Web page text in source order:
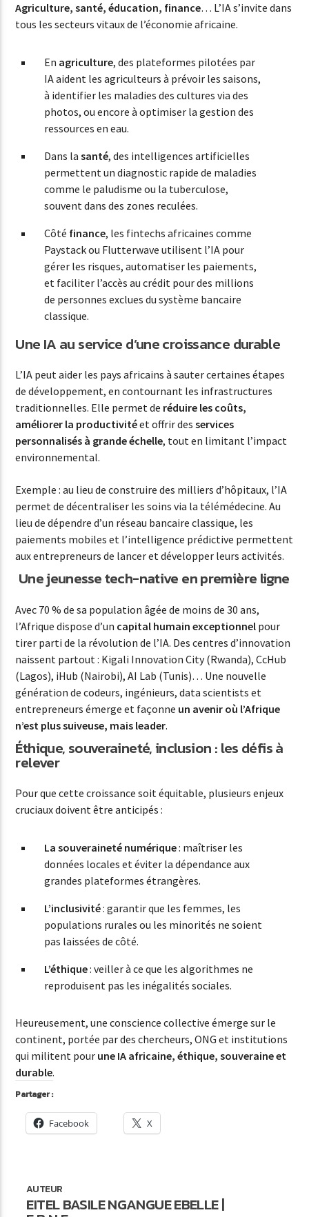
Agriculture, santé, éducation, finance… L’IA s’invite dans
tous les secteurs vitaux de l’économie africaine.
En agriculture, des plateformes pilotées par
IA aident les agriculteurs à prévoir les saisons,
à identifier les maladies des cultures via des
photos, ou encore à optimiser la gestion des
ressources en eau.
Dans lasanté, des intelligences artificielles
permettent un diagnostic rapide de maladies
comme le paludisme ou la tuberculose,
souvent dans des zones reculées.
Côté finance, les fintechs africaines comme
Paystack ou Flutterwave utilisent l’IA pour
gérer les risques, automatiser les paiements,
et faciliter l’accès au crédit pour des millions
de personnes exclues du système bancaire
classique.
Une IA au service d’une croissance durable
L’IA peut aider les pays africains à sauter certaines étapes
de développement, en contournant les infrastructures
traditionnelles. Elle permet de réduire les coûts,
améliorer la productivitéet offrir desservices
personnalisés à grande échelle, tout en limitant l’impact
environnemental.
Exemple : au lieu de construire des milliers d’hôpitaux, l’IA
permet de décentraliser les soins via la télémédecine. Au
lieu de dépendre d’un réseau bancaire classique, les
paiements mobiles et l’intelligence prédictive permettent
aux entrepreneurs de lancer et développer leurs activités.
Une jeunesse tech-native en première ligne
Avec 70 % de sa population âgée de moins de 30 ans,
l’Afrique dispose d’un capital humain exceptionnel pour
tirer parti de la révolution de l’IA. Des centres d’innovation
naissent partout : Kigali Innovation City (Rwanda), CcHub
(Lagos), iHub (Nairobi), AI Lab (Tunis)… Une nouvelle
génération de codeurs, ingénieurs, data scientists et
entrepreneurs émerge et façonne un avenir où l’Afrique
n’est plus suiveuse, mais leader.
Éthique, souveraineté, inclusion : les défis à
relever
Pour que cette croissance soit équitable, plusieurs enjeux
cruciaux doivent être anticipés :
La souveraineté numérique: maîtriser les
données locales et éviter la dépendance aux
grandes plateformes étrangères.
L’inclusivité: garantir que les femmes, les
populations rurales ou les minorités ne soient
pas laissées de côté.
L’éthique: veiller à ce que les algorithmes ne
reproduisent pas les inégalités sociales.
Heureusement, une conscience collective émerge sur le
continent, portée par des chercheurs, ONG et institutions
qui militent pour une IA africaine, éthique, souveraine et
durable.
Partager :
Facebook X
AUTEUR
EITEL BASILE NGANGUE EBELLE |